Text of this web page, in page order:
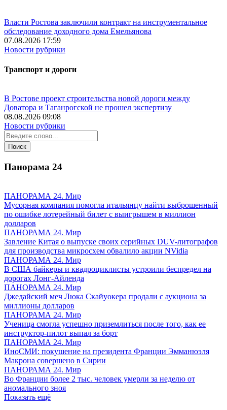
Власти Ростова заключили контракт на инструментальное
обследование доходного дома Емельянова
07.08.2026 17:59
Новости рубрики
Транспорт и дороги
В Ростове проект строительства новой дороги между
Доватора и Таганрогской не прошел экспертизу
08.08.2026 09:08
Новости рубрики
Панорама 24
ПАНОРАМА 24. Мир
Мусорная компания помогла итальянцу найти выброшенный
по ошибке лотерейный билет с выигрышем в миллион
долларов
ПАНОРАМА 24. Мир
Завление Китая о выпуске своих серийных DUV-литографов
для производства микросхем обвалило акции NVidia
ПАНОРАМА 24. Мир
В США байкеры и квадроциклисты устроили беспредел на
дорогах Лонг-Айленда
ПАНОРАМА 24. Мир
Джедайский меч Люка Скайуокера продали с аукциона за
миллионы долларов
ПАНОРАМА 24. Мир
Ученица смогла успешно приземлиться после того, как ее
инструктор-пилот выпал за борт
ПАНОРАМА 24. Мир
ИноСМИ: покушение на президента Франции Эмманюэля
Макрона совершено в Сирии
ПАНОРАМА 24. Мир
Во Франции более 2 тыс. человек умерли за неделю от
аномального зноя
Показать ещё